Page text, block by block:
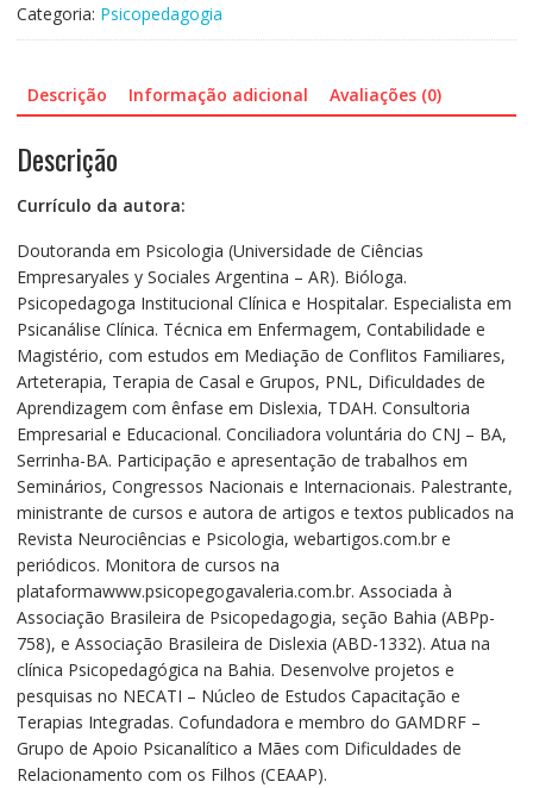
Psicopedagogia
Categoria: Psicopedagogia
Descrição Informação adicional Avaliações (0)
Descrição
Currículo da autora:
Doutoranda em Psicologia (Universidade de Ciências
Empresaryales y Sociales Argentina – AR). Bióloga.
Psicopedagoga Institucional Clínica e Hospitalar. Especialista em
Psicanálise Clínica. Técnica em Enfermagem, Contabilidade e
Magistério, com estudos em Mediação de Conflitos Familiares,
Arteterapia, Terapia de Casal e Grupos, PNL, Dificuldades de
Aprendizagem com ênfase em Dislexia, TDAH. Consultoria
Empresarial e Educacional. Conciliadora voluntária do CNJ – BA,
Serrinha-BA. Participação e apresentação de trabalhos em
Seminários, Congressos Nacionais e Internacionais. Palestrante,
ministrante de cursos e autora de artigos e textos publicados na
Revista Neurociências e Psicologia, webartigos.com.br e
periódicos. Monitora de cursos na
plataformawww.psicopegogavaleria.com.br. Associada à
Associação Brasileira de Psicopedagogia, seção Bahia (ABPp-
758), e Associação Brasileira de Dislexia (ABD-1332). Atua na
clínica Psicopedagógica na Bahia. Desenvolve projetos e
pesquisas no NECATI – Núcleo de Estudos Capacitação e
Terapias Integradas. Cofundadora e membro do GAMDRF –
Grupo de Apoio Psicanalítico a Mães com Dificuldades de
Relacionamento com os Filhos (CEAAP).